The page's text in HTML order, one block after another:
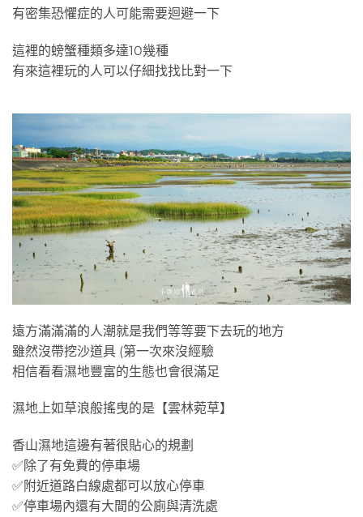
有密集恐懼症的人可能需要迴避一下
這裡的螃蟹種類多達10幾種
有來這裡玩的人可以仔細找找比對一下
遠方滿滿滿的人潮就是我們等等要下去玩的地方
雖然沒帶挖沙道具 (第一次來沒經驗
相信看看濕地豐富的生態也會很滿足
濕地上如草浪般搖曳的是【雲林菀草】
香山濕地這邊有著很貼心的規劃
✅除了有免費的停車場
✅附近道路白線處都可以放心停車
✅停車場內還有大間的公廁與清洗處